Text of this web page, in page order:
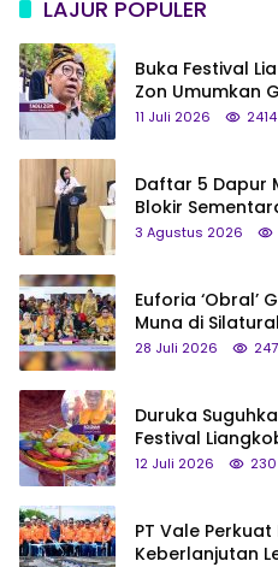
LAJUR POPULER
Buka Festival
Zon Umumkan
Status Jadi
11 Juli 2026 2414
Daftar 5 Dapur
Blokir
3 Agustus 2026
Euforia ‘Obral’
Muna di
Saya Bukan
28 Juli 2026 247
Duruka
Festival
hingga
12 Juli 2026 230
PT Vale
Keberlanjutan